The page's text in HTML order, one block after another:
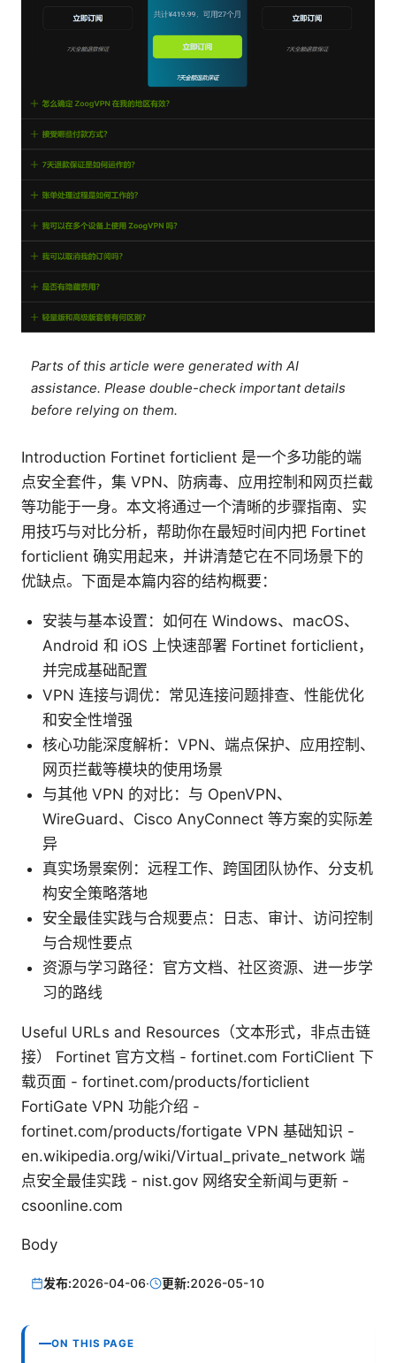
Parts of this article were generated with AI
assistance. Please double-check important details
before relying on them.
Introduction Fortinet forticlient 是一个多功能的端
点安全套件，集 VPN、防病毒、应用控制和网页拦截
等功能于一身。本文将通过一个清晰的步骤指南、实
用技巧与对比分析，帮助你在最短时间内把 Fortinet
forticlient 确实用起来，并讲清楚它在不同场景下的
优缺点。下面是本篇内容的结构概要：
安装与基本设置：如何在 Windows、macOS、
Android 和 iOS 上快速部署 Fortinet forticlient，
并完成基础配置
VPN 连接与调优：常见连接问题排查、性能优化
和安全性增强
核心功能深度解析：VPN、端点保护、应用控制、
网页拦截等模块的使用场景
与其他 VPN 的对比：与 OpenVPN、
WireGuard、Cisco AnyConnect 等方案的实际差
异
真实场景案例：远程工作、跨国团队协作、分支机
构安全策略落地
安全最佳实践与合规要点：日志、审计、访问控制
与合规性要点
资源与学习路径：官方文档、社区资源、进一步学
习的路线
Useful URLs and Resources（文本形式，非点击链
接） Fortinet 官方文档 - fortinet.com FortiClient 下
载页面 - fortinet.com/products/forticlient
FortiGate VPN 功能介绍 -
fortinet.com/products/fortigate VPN 基础知识 -
en.wikipedia.org/wiki/Virtual_private_network 端
点安全最佳实践 - nist.gov 网络安全新闻与更新 -
csoonline.com
Body
发布:2026-04-06· 更新:2026-05-10
ON THIS PAGE